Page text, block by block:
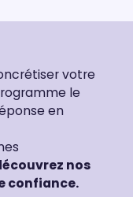
votre
le
en
nos
confiance.